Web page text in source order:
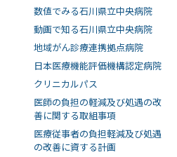
数値でみる石川県立中央病院
動画で知る⽯川県⽴中央病院
地域がん診療連携拠点病院
日本医療機能評価機構認定病院
クリニカルパス
医師の負担の軽減及び処遇の改
善に関する取組事項
医療従事者の負担軽減及び処遇
の改善に資する計画